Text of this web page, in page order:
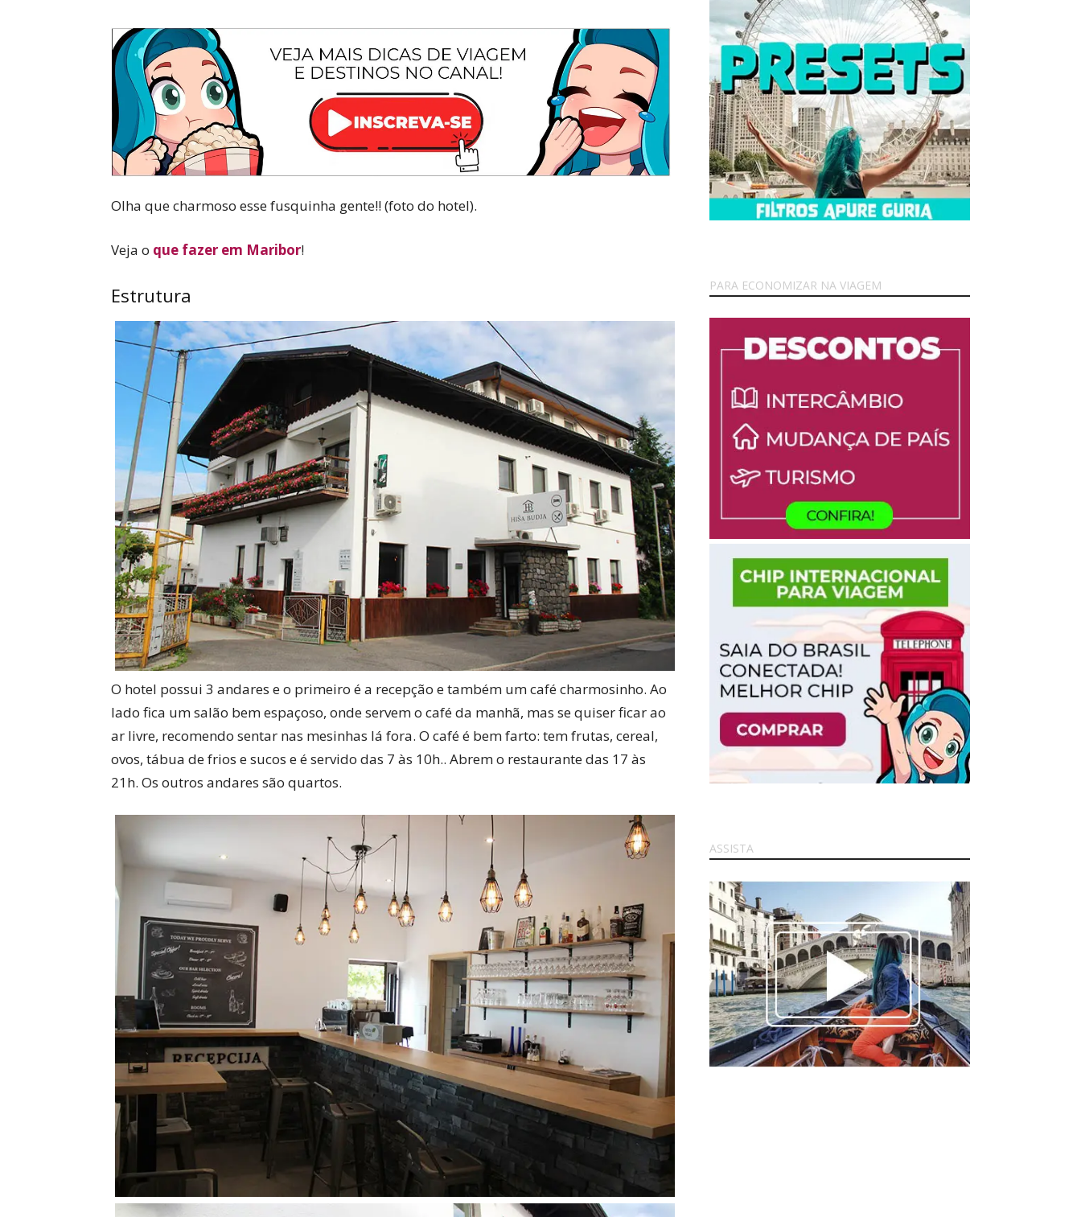
Olha que charmoso esse fusquinha gente!! (foto do hotel).
Veja o que fazer em Maribor!
Estrutura
O hotel possui 3 andares e o primeiro é a recepção e também um café charmosinho. Ao
lado fica um salão bem espaçoso, onde servem o café da manhã, mas se quiser ficar ao
ar livre, recomendo sentar nas mesinhas lá fora. O café é bem farto: tem frutas, cereal,
ovos, tábua de frios e sucos e é servido das 7 às 10h.. Abrem o restaurante das 17 às
21h. Os outros andares são quartos.
PARA ECONOMIZAR NA VIAGEM
ASSISTA